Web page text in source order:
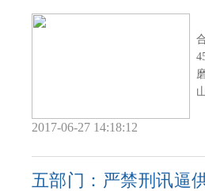
2017-06-27 14:18:12
五部门：严禁刑讯逼